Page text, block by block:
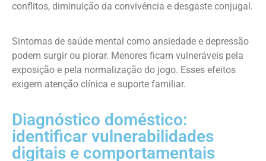
conflitos, diminuição da convivência e desgaste conjugal.
Sintomas de saúde mental como ansiedade e depressão
podem surgir ou piorar. Menores ficam vulneráveis pela
exposição e pela normalização do jogo. Esses efeitos
exigem atenção clínica e suporte familiar.
Diagnóstico doméstico:
identificar vulnerabilidades
digitais e comportamentais